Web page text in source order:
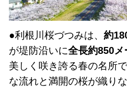
●利根川桜づつみは、 約
が堤防沿いに全長約850メ
美しく咲き誇る春の名所
な流れと満開の桜が織り